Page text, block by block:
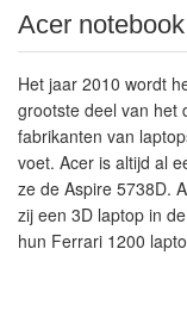
Acer
Het jaar 2010 wordt
grootste deel van het
fabrikanten van
voet. Acer is altijd al
ze de Aspire 5738D.
zij een 3D laptop in
hun Ferrari 1200